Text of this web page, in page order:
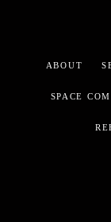
ABOUT
SPACE